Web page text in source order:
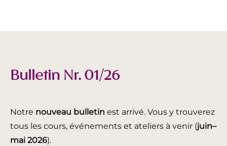
Bulletin Nr. 01/26
Notre nouveau bulletin est arrivé. Vous y trouverez
tous les cours, événements et ateliers à venir (juin–
mai 2026).